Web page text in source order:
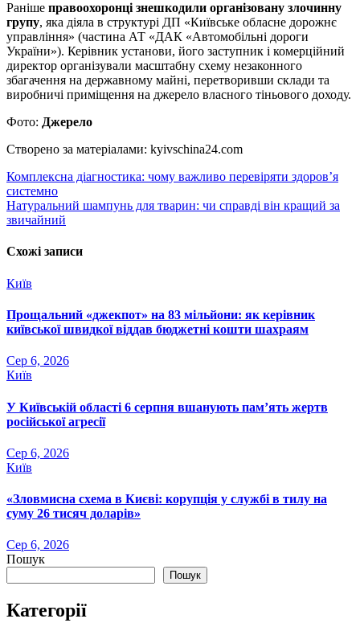
Раніше правоохоронці знешкодили організовану злочинну
групу, яка діяла в структурі ДП «Київське обласне дорожнє
управління» (частина АТ «ДАК «Автомобільні дороги
України»). Керівник установи, його заступник і комерційний
директор організували масштабну схему незаконного
збагачення на державному майні, перетворивши склади та
виробничі приміщення на джерело власного тіньового доходу.
Фото: Джерело
Створено за матеріалами: kyivschina24.com
Навігація
записів
Комплексна діагностика: чому важливо перевіряти здоров’я
системно
Натуральний шампунь для тварин: чи справді він кращий за
звичайний
Схожі записи
Київ
Прощальний «джекпот» на 83 мільйони: як керівник
київської швидкої віддав бюджетні кошти шахраям
Сер 6, 2026
Київ
У Київській області 6 серпня вшанують пам’ять жертв
російської агресії
Сер 6, 2026
Київ
«Зловмисна схема в Києві: корупція у службі в тилу на
суму 26 тисяч доларів»
Сер 6, 2026
Пошук
Пошук
Категорії